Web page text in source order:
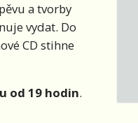
a tvorby
vydat. Do
CD stihne
od 19 hodin.